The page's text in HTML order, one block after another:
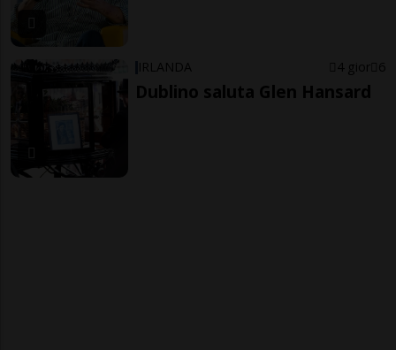
IRLANDA 4 gior 6
Dublino saluta Glen Hansard